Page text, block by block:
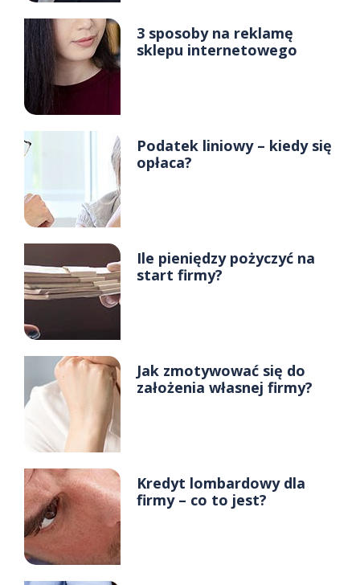
3 sposoby na reklamę
sklepu internetowego
Podatek liniowy – kiedy się
opłaca?
Ile pieniędzy pożyczyć na
start firmy?
Jak zmotywować się do
założenia własnej firmy?
Kredyt lombardowy dla
firmy – co to jest?